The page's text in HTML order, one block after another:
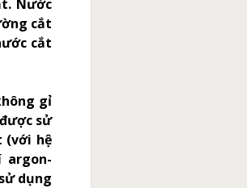
Nước
cắt
cắt
gỉ
sử
(với hệ
argon-
dụng